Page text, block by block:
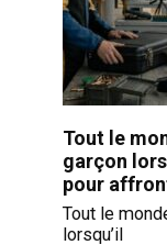
Tout le
garçon
pour
Tout le
lorsqu’il